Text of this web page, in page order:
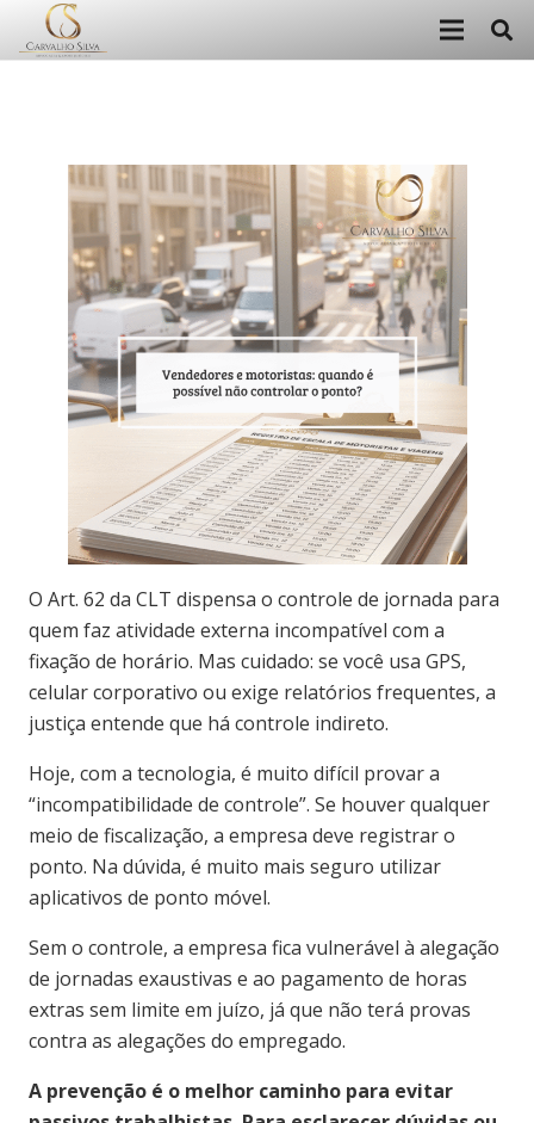
O Art. 62 da CLT dispensa o controle de jornada para
quem faz atividade externa incompatível com a
fixação de horário. Mas cuidado: se você usa GPS,
celular corporativo ou exige relatórios frequentes, a
justiça entende que há controle indireto.
Hoje, com a tecnologia, é muito difícil provar a
“incompatibilidade de controle”. Se houver qualquer
meio de fiscalização, a empresa deve registrar o
ponto. Na dúvida, é muito mais seguro utilizar
aplicativos de ponto móvel.
Sem o controle, a empresa fica vulnerável à alegação
de jornadas exaustivas e ao pagamento de horas
extras sem limite em juízo, já que não terá provas
contra as alegações do empregado.
A prevenção é o melhor caminho para evitar